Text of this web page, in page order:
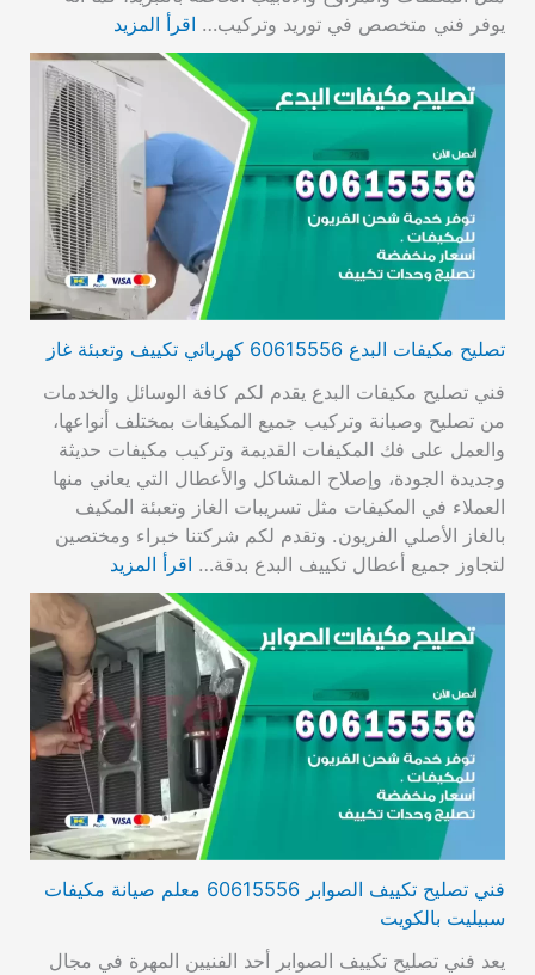
يوفر فني متخصص في توريد وتركيب… اقرأ المزيد
تصليح مكيفات البدع 60615556 كهربائي تكييف وتعبئة غاز
فني تصليح مكيفات البدع يقدم لكم كافة الوسائل والخدمات
من تصليح وصيانة وتركيب جميع المكيفات بمختلف أنواعها،
والعمل على فك المكيفات القديمة وتركيب مكيفات حديثة
وجديدة الجودة، وإصلاح المشاكل والأعطال التي يعاني منها
العملاء في المكيفات مثل تسريبات الغاز وتعبئة المكيف
بالغاز الأصلي الفريون. وتقدم لكم شركتنا خبراء ومختصين
لتجاوز جميع أعطال تكييف البدع بدقة… اقرأ المزيد
فني تصليح تكييف الصوابر 60615556 معلم صيانة مكيفات
سبيليت بالكويت
يعد فني تصليح تكييف الصوابر أحد الفنيين المهرة في مجال